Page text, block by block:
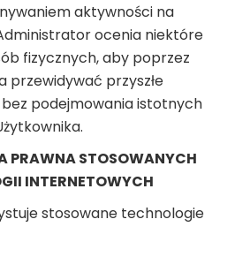
aktywności na
ocenia niektóre
fizycznych, aby poprzez
przewidywać przyszłe
podejmowania istotnych
PRAWNA STOSOWANYCH
INTERNETOWYCH
stosowane technologie